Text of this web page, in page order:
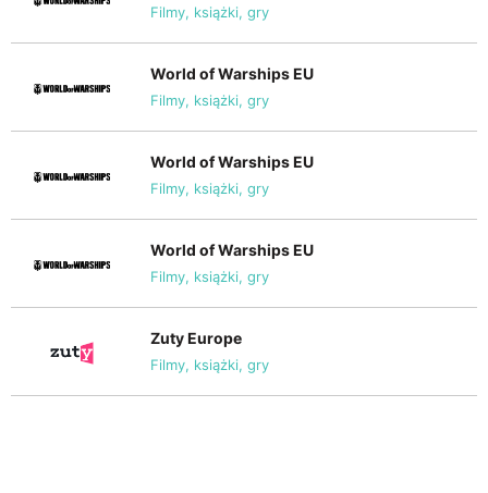
Filmy, książki, gry
World of Warships EU
Filmy, książki, gry
World of Warships EU
Filmy, książki, gry
World of Warships EU
Filmy, książki, gry
Zuty Europe
Filmy, książki, gry